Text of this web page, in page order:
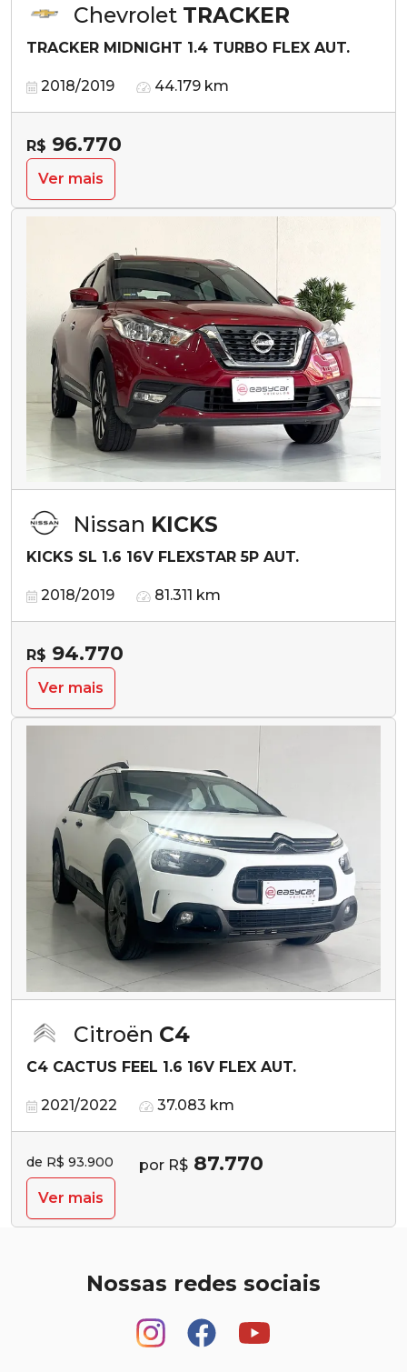
Chevrolet TRACKER
TRACKER MIDNIGHT 1.4 TURBO FLEX AUT.
2018/2019 44.179 km
R$ 96.770
Ver mais
Nissan KICKS
KICKS SL 1.6 16V FLEXSTAR 5P AUT.
2018/2019 81.311 km
R$ 94.770
Ver mais
Citroën C4
C4 CACTUS FEEL 1.6 16V FLEX AUT.
2021/2022 37.083 km
de R$ 93.900 por R$ 87.770
Ver mais
Nossas redes sociais